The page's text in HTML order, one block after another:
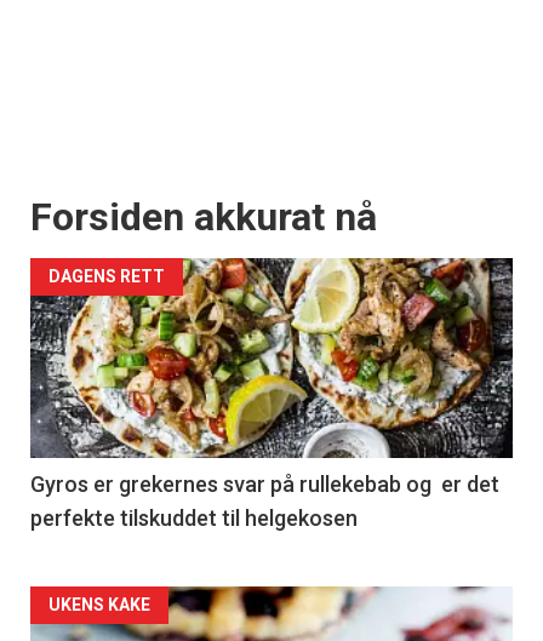
Forsiden akkurat nå
DAGENS RETT
Gyros er grekernes svar på rullekebab og er det
perfekte tilskuddet til helgekosen
Forsiden
UKENS KAKE